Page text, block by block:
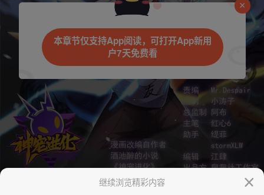
继续浏览精彩内容
本章节仅支持App阅读，可打开App新用
户7天免费看
是否前往腾漫App继续阅读
立即前往